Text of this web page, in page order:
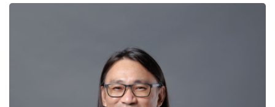
ข้อมูลความเชี่ยวชาญ